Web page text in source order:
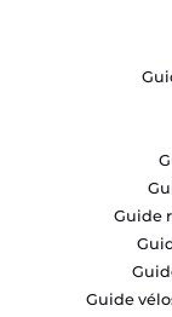
Guide
Guide